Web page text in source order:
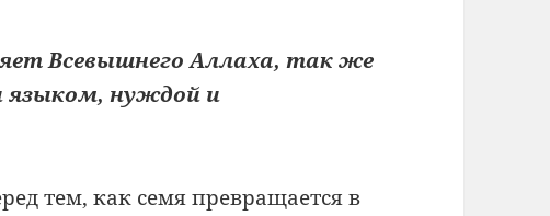
Всевышнего Аллаха, так же
языком, нуждой и
тем, как семя превращается в